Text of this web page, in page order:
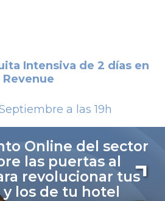
Intensiva de 2 días en
Revenue
a las 19h
Online del sector
las puertas al
revolucionar tus
los de tu hotel